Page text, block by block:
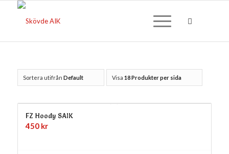
Sortera utifrån Default Visa 18 Produkter per sida
FZ Hoody SAIK
450 kr